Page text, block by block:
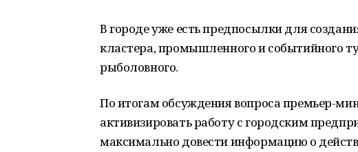
В городе уже есть предпосылки для
кластера, промышленного и событийного
рыболовного.
По итогам обсуждения вопроса премьер-
активизировать работу с городским
максимально довести информацию о